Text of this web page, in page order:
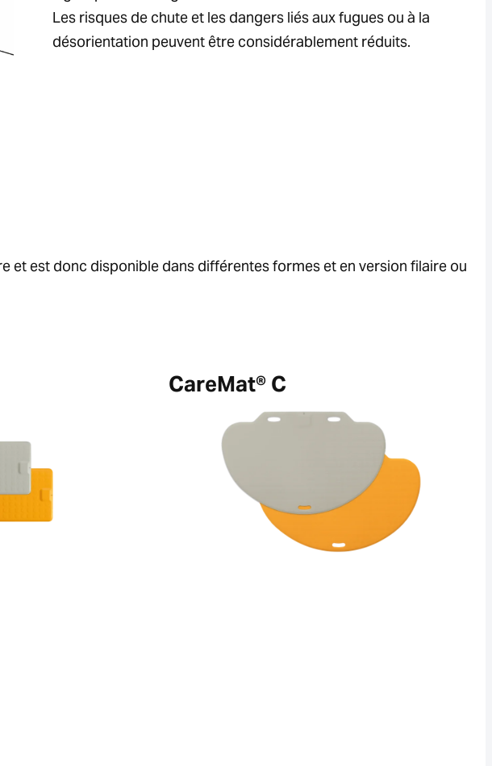
Les risques de chute et les dangers liés aux fugues ou à la
désorientation peuvent être considérablement réduits.
et est donc disponible dans différentes formes et en version filaire ou
CareMat® C